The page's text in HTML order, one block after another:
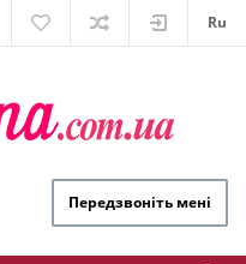
Ru
Передзвоніть мені